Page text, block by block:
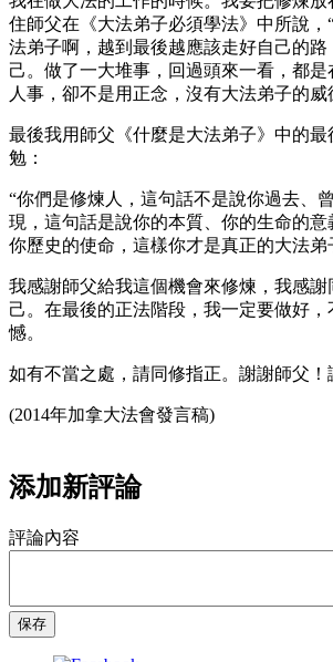
住師父在《大法弟子必須學法》中所說，
法弟子啊，越到最後越應該走好自己的路
己。做了一大堆事，回過頭來一看，都
人事，卻不是用正念，沒有大法弟子的威
最後我用師父《什麼是大法弟子》中的
勉：
“你們是修煉人，這句話不是說你過去、
現，這句話是說你的本質、你的生命的意
你歷史的使命，這樣你才是真正的大法弟
我感謝師父給我這個機會來修煉，我感謝
己。在最後的正法階段，我一定要做好
憾。
如有不當之處，請同修指正。謝謝師父！
(2014年加拿大法會發言稿)
添加新評論
評論內容
保存